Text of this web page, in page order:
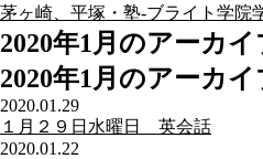
茅ヶ崎、平塚・塾-ブライト学院
2020年1月のアーカイ
2020年1月のアーカイ
2020.01.29
１月２９日水曜日 英会話
2020.01.22